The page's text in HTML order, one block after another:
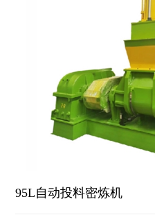
95L自动投料密炼机